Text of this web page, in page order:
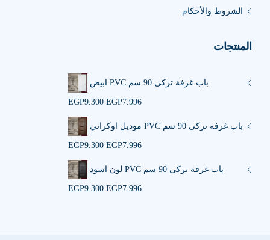
الشروط والأحكام
المنتجات
باب غرفة تركى 90 سم PVC ابيض
9.300
EGP 7.996
EGP
باب غرفة تركى 90 سم PVC موديل اوكراني
9.300
EGP 7.996
EGP
باب غرفة تركى 90 سم PVC لون اسود
9.300
EGP 7.996
EGP